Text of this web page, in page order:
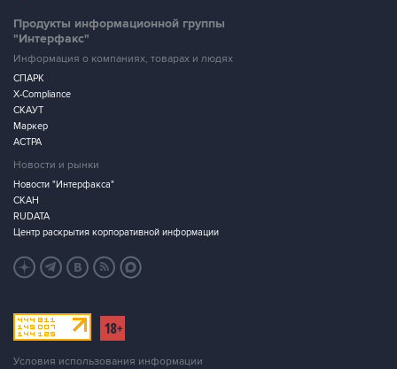
Продукты информационной группы
"Интерфакс"
Информация о компаниях, товарах и людях
СПАРК
X-Compliance
СКАУТ
Маркер
АСТРА
Новости и рынки
Новости "Интерфакса"
СКАН
RUDATA
Центр раскрытия корпоративной информации
Условия использования информации